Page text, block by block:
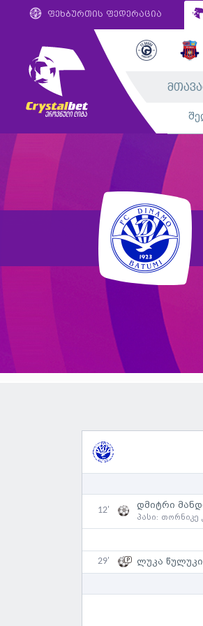
ფეხბურთის ფედერაცია
12' დმიტრი
პასი: თორნიკე
29' ლუკა